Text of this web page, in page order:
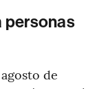
personas
de